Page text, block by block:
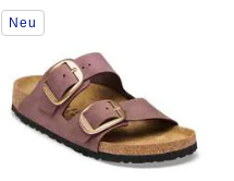
Durch
Anklicken
Farben
werden
die
Produktbilder
aktualisiert.
Neu